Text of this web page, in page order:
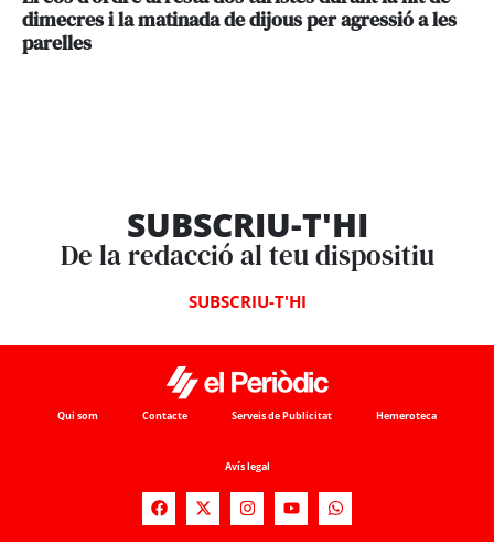
dimecres i la matinada de dijous per agressió a les
parelles
SUBSCRIU-T'HI
De la redacció al teu dispositiu
SUBSCRIU-T'HI
Qui som Contacte Serveis de Publicitat Hemeroteca
Avís legal